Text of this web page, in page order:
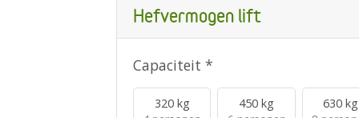
Hefvermogen lift
Capaciteit *
320 kg
450 kg
630 kg